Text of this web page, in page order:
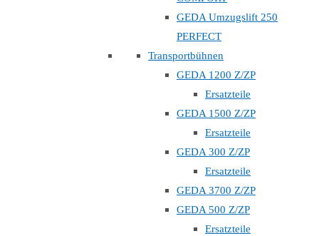
GEDA Umzugslift 250
PERFECT
Transportbühnen
GEDA 1200 Z/ZP
Ersatzteile
GEDA 1500 Z/ZP
Ersatzteile
GEDA 300 Z/ZP
Ersatzteile
GEDA 3700 Z/ZP
GEDA 500 Z/ZP
Ersatzteile